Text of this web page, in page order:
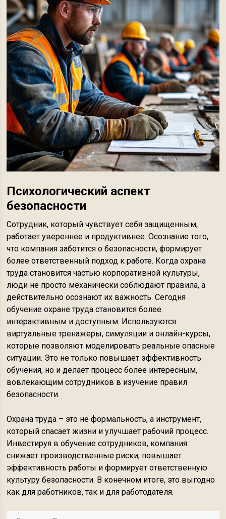
Психологический аспект
безопасности
Сотрудник, который чувствует себя защищенным,
работает увереннее и продуктивнее. Осознание того,
что компания заботится о безопасности, формирует
более ответственный подход к работе. Когда охрана
труда становится частью корпоративной культуры,
люди не просто механически соблюдают правила, а
действительно осознают их важность. Сегодня
обучение охране труда становится более
интерактивным и доступным. Используются
виртуальные тренажеры, симуляции и онлайн-курсы,
которые позволяют моделировать реальные опасные
ситуации. Это не только повышает эффективность
обучения, но и делает процесс более интересным,
вовлекающим сотрудников в изучение правил
безопасности.
Охрана труда – это не формальность, а инструмент,
который спасает жизни и улучшает рабочий процесс.
Инвестируя в обучение сотрудников, компания
снижает производственные риски, повышает
эффективность работы и формирует ответственную
культуру безопасности. В конечном итоге, это выгодно
как для работников, так и для работодателя.